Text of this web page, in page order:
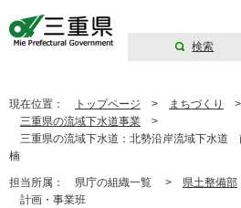
検索
現在位置： トップページ > まちづくり >
三重県の流域下水道事業 >
三重県の流域下水道：北勢沿岸流域下水道
楠
担当所属： 県庁の組織一覧 > 県土整備部
計画・事業班